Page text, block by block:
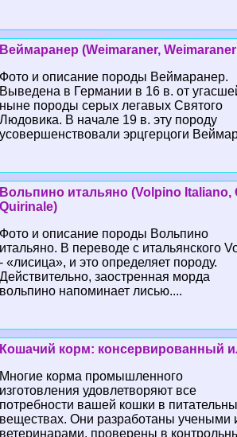
Веймаранер (Weimaraner,
Фото и описание породы Веймаранер.
Выведена в Германии в 16 в. от
ныне породы серых легавых Святого
Людовика. В начале 19 в. эту породу
усовершенствовали эрцгерцоги
Вольпино итальяно (Volpino Italiano,
Quirinale)
Фото и описание породы Вольпино
итальяно. В переводе с итальянского
- «лисица», и это определяет породу.
Действительно, заостренная морда
вольпино напоминает лисью....
Кошачий корм: консервированный
Многие корма промышленного
изготовления удовлетворяют все
потребности вашей кошки в
веществах. Они разработаны учеными
ветеринарами, проверены в